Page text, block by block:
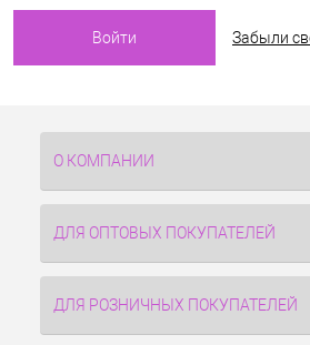
Забыли
О КОМПАНИИ
ДЛЯ ОПТОВЫХ ПОКУПАТЕЛЕЙ
ДЛЯ РОЗНИЧНЫХ ПОКУПАТЕЛЕЙ